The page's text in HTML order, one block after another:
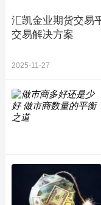
汇凯金业期货交易
交易解决方案
2025-11-27